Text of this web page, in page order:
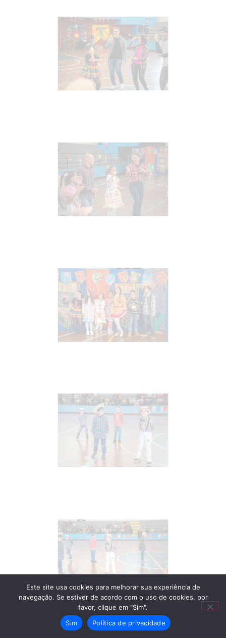
Este site usa cookies para melhorar sua experiência de
navegação. Se estiver de acordo com o uso de cookies, por
favor, clique em "Sim".
Sim
Política de privacidade